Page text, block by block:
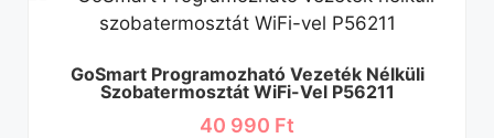
GoSmart Programozható Vezeték Nélküli
Szobatermosztát WiFi-Vel P56211
40 990 Ft